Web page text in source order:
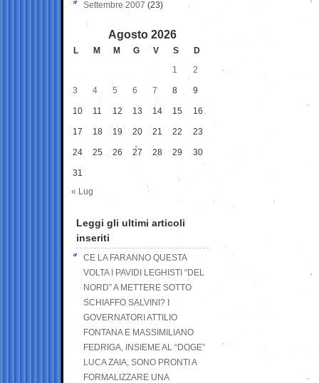
Settembre 2007 (23)
Agosto 2026
L M M G V S
D
1
2
3 4 5 6 7 8 9
10 11 12 13 14 15 16
17 18 19 20 21 22 23
24 25 26 27 28 29 30
31
« Lug
Leggi gli ultimi articoli
inseriti
CE LA FARANNO QUESTA
VOLTA I PAVIDI LEGHISTI “DEL
NORD” A METTERE SOTTO
SCHIAFFO SALVINI? I
GOVERNATORI ATTILIO
FONTANA E MASSIMILIANO
FEDRIGA, INSIEME AL “DOGE”
LUCA ZAIA, SONO PRONTI A
FORMALIZZARE UNA